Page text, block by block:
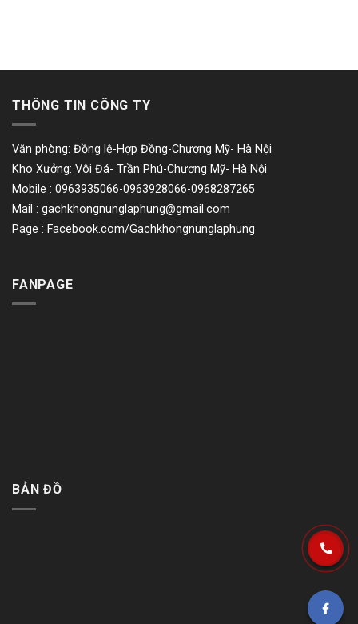
THÔNG TIN CÔNG TY
Văn phòng: Đồng lệ-Hợp Đồng-Chương Mỹ- Hà Nội
Kho Xưởng: Vôi Đá- Trần Phú-Chương Mỹ- Hà Nội
Mobile : 0963935066-0963928066-0968287265
Mail : gachkhongnunglaphung@gmail.com
Page : Facebook.com/Gachkhongnunglaphung
FANPAGE
BẢN ĐỒ